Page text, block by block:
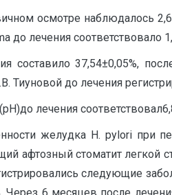
осмотре наблюдалось
до лечения соответствовало
37,54±0,05%,
до лечения
лечения
желудка H. pylori при
афтозный стоматит легкой
следующие